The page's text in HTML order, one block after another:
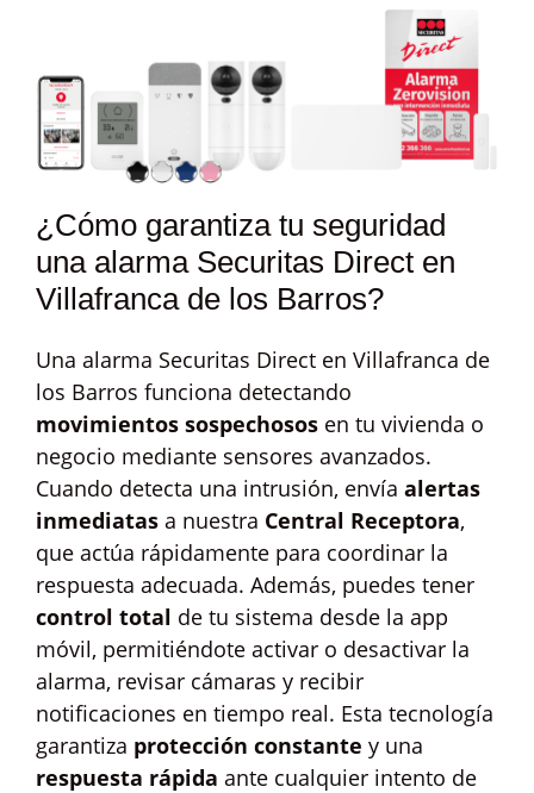
¿Cómo garantiza tu seguridad
una alarma Securitas Direct en
Villafranca de los Barros?
Una alarma Securitas Direct en Villafranca de
los Barros funciona detectando
movimientos sospechosos en tu vivienda o
negocio mediante sensores avanzados.
Cuando detecta una intrusión, envía alertas
inmediatas a nuestra Central Receptora,
que actúa rápidamente para coordinar la
respuesta adecuada. Además, puedes tener
control total de tu sistema desde la app
móvil, permitiéndote activar o desactivar la
alarma, revisar cámaras y recibir
notificaciones en tiempo real. Esta tecnología
garantiza protección constante y una
respuesta rápida ante cualquier intento de